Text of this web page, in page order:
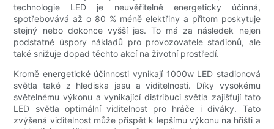
technologie LED je neuvěřitelně energeticky účinná,
spotřebovává až o 80 % méně elektřiny a přitom poskytuje
stejný nebo dokonce vyšší jas. To má za následek nejen
podstatné úspory nákladů pro provozovatele stadionů, ale
také snižuje dopad těchto akcí na životní prostředí.
Kromě energetické účinnosti vynikají 1000w LED stadionová
světla také z hlediska jasu a viditelnosti. Díky vysokému
světelnému výkonu a vynikající distribuci světla zajišťují tato
LED světla optimální viditelnost pro hráče i diváky. Tato
zvýšená viditelnost může přispět k lepšímu výkonu na hřišti a